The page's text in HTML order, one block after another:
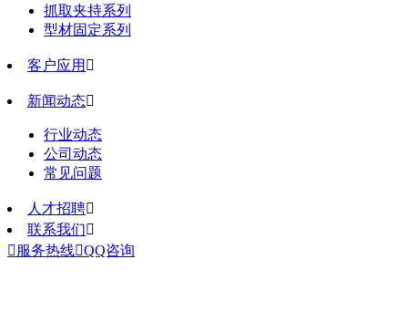
抓取夹持系列
型材固定系列
客户应用 
新闻动态
行业动态
公司动态
常见问题
人才招聘
联系我们
 服务热线QQ咨询